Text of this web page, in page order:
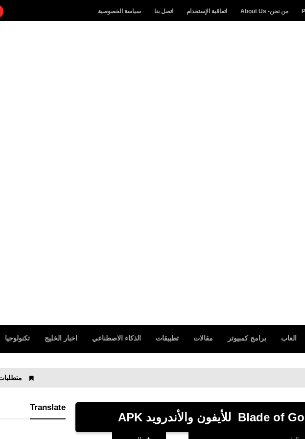
من نحن- About Us اتفاقية الإستخدام اتصل بنا سياسة الخصوصية
العاب برامج كمبيوتر مقالات تطبيقات الذكاء الاصطناعي اخبار الخليج تكنولوجيا
متطلبات تشغيل لعبة Game of Thrones: Kingsroad على الكمبيوتر
Translate